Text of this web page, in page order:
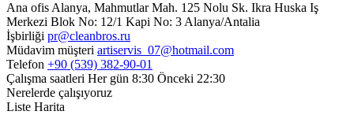
Ana ofis Alanya, Mahmutlar Mah. 125 Nolu Sk. Ikra Huska Iş
Merkezi Blok No: 12/1 Kapi No: 3 Alanya/Antalia
İşbirliği pr@cleanbros.ru
Müdavim müşteri artiservis_07@hotmail.com
Telefon +90 (539) 382-90-01
Çalışma saatleri Her gün 8:30 Önceki 22:30
Nerelerde çalışıyoruz
Liste Harita